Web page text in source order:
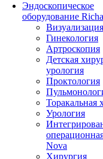
Эндоскопическое
оборудование
Визуализация
Гинекология
Артроскопия
Детская
урология
Проктология
Торакальная
Урология
Nova
Хирургия